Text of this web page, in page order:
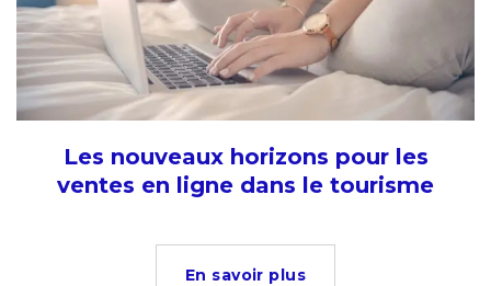
Les nouveaux horizons pour les
ventes en ligne dans le tourisme
En savoir plus